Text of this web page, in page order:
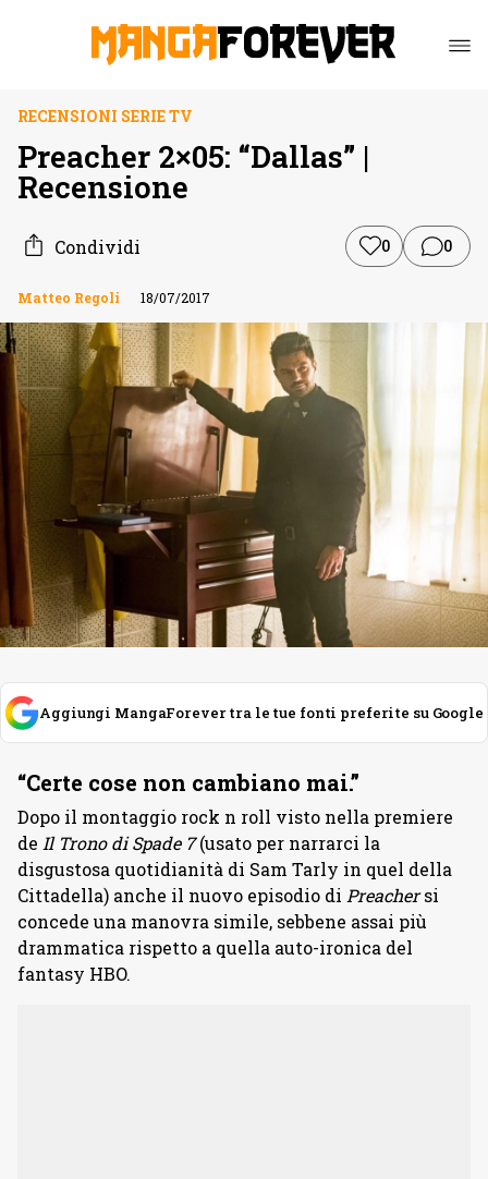
RECENSIONI SERIE TV
Preacher 2×05: “Dallas” |
Recensione
Condividi 0 0
Matteo Regoli 18/07/2017
Aggiungi MangaForever tra le tue fonti preferite su Google
“Certe cose non cambiano mai.”
Dopo il montaggio rock n roll visto nella premiere
de Il Trono di Spade 7(usato per narrarci la
disgustosa quotidianità di Sam Tarly in quel della
Cittadella) anche il nuovo episodio di Preachersi
concede una manovra simile, sebbene assai più
drammatica rispetto a quella auto-ironica del
fantasy HBO.